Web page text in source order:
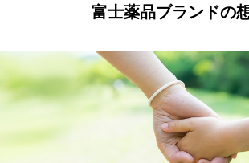
富士薬品ブランドの